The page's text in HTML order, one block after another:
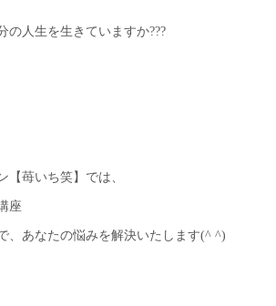
の人生を生きていますか???
【苺いち笑】では、
座
、あなたの悩みを解決いたします(^ ^)